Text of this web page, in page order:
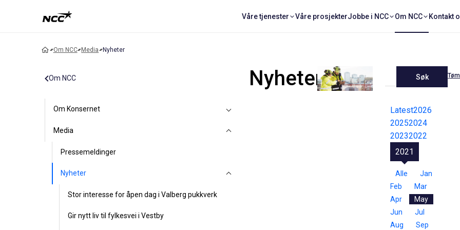
Våre tjenester Våre prosjekterJobbe i NCC Om NCC Kontakt
Om NCC Media Nyheter
Om NCC
Om Konsernet
Media
Pressemeldinger
Nyheter
Stor interesse for åpen dag i Valberg pukkverk
Gir nytt liv til fylkesvei i Vestby
Nyheter Søk
Latest2026
20252024
20232022
2021
Alle
Jan
Feb
Mar
Apr
May
Jun
Jul
Aug
Sep